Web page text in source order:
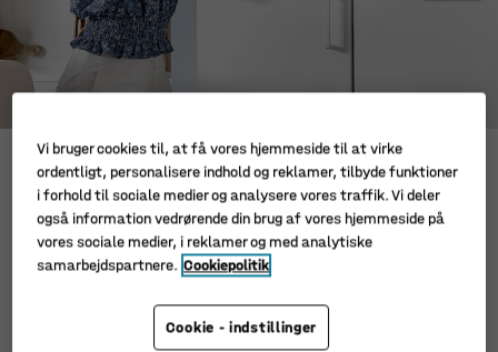
FAHRENHEIT - Gør det let at sortere dit affald
Sortering af affald på stedet er en enkel og
effektiv løsning, som er god for miljøet, let kan
implementeres og hjælper dig til at føle at du
gør en forskel. Dette er årsagen til at vi har
udviklet FAHRENHEIT: en serie til
Vi bruger cookies til, at få vores hjemmeside til at virke
ordentligt, personalisere indhold og reklamer, tilbyde funktioner
i forhold til sociale medier og analysere vores traffik. Vi deler
også information vedrørende din brug af vores hjemmeside på
vores sociale medier, i reklamer og med analytiske
samarbejdspartnere. Cookiepolitik
Cookie - indstillinger